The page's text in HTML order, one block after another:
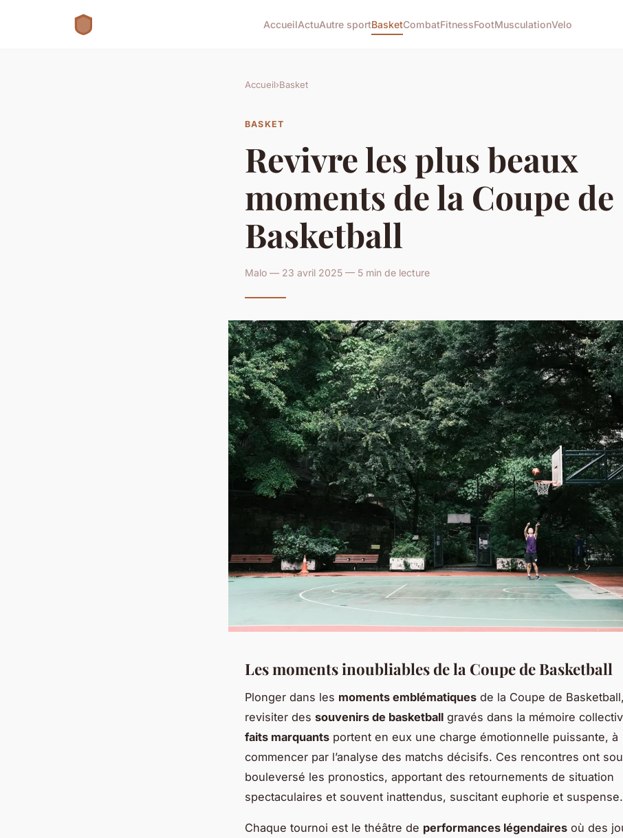
AccueilActuAutre sportBasketCombatFitnessFootMusculationVelo
Accueil›Basket
BASKET
Revivre les plus beaux
moments de la Coupe de
Basketball
Malo — 23 avril 2025 — 5 min de lecture
Les moments inoubliables de la Coupe de Basketball
Plonger dans les moments emblématiques de la Coupe de
revisiter des souvenirs de basketball gravés dans la mémoire
faits marquants portent en eux une charge émotionnelle puissante, à
commencer par l’analyse des matchs décisifs. Ces rencontres ont
bouleversé les pronostics, apportant des retournements de situation
spectaculaires et souvent inattendus, suscitant euphorie et suspense.
Chaque tournoi est le théâtre de performances légendaires où des